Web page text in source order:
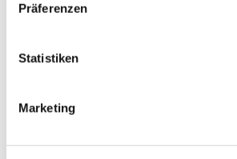
Präferenzen
Statistiken
Marketing
SPEISEKARTE
SPARGELKARTE